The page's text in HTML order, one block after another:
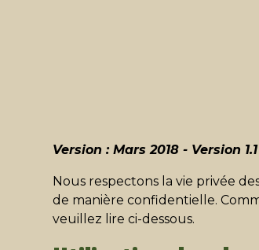
Version : Mars 2018 - Version 1.1
Nous respectons la vie privée
de manière confidentielle.
veuillez lire ci-dessous.